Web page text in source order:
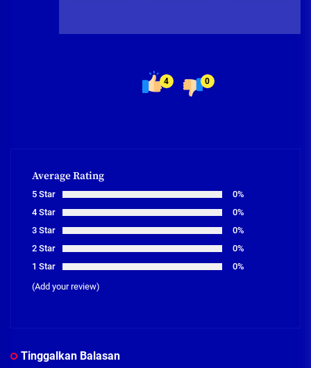
4 0
Average Rating
5 Star
0%
4 Star
0%
3 Star
0%
2 Star
0%
1 Star
0%
(Add your review)
Tinggalkan Balasan